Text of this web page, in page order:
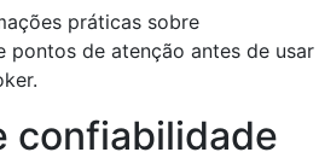
práticas sobre
pontos de atenção antes de usar
confiabilidade